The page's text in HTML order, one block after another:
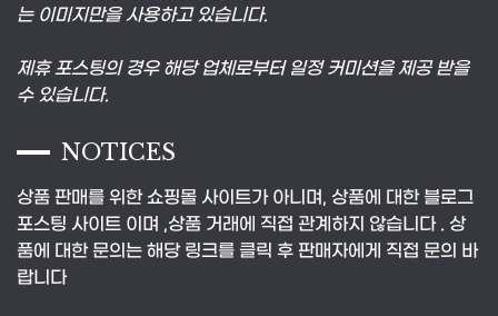
는 이미지만을 사용하고 있습니다.
제휴 포스팅의 경우 해당 업체로부터 일정 커미션을 제공 받을
수 있습니다.
NOTICES
상품 판매를 위한 쇼핑몰 사이트가 아니며, 상품에 대한 블로그
포스팅 사이트 이며 ,상품 거래에 직접 관계하지 않습니다 . 상
품에 대한 문의는 해당 링크를 클릭 후 판매자에게 직접 문의 바
랍니다